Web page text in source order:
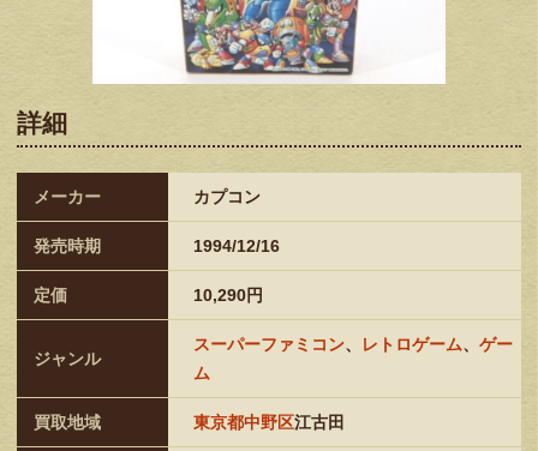
詳細
メーカー カプコン
発売時期 1994/12/16
定価 10,290円
ジャンル
スーパーファミコン、 レトロゲーム、 ゲー
ム
買取地域 東京都中野区江古田